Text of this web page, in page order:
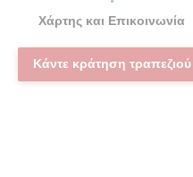
Χάρτης και Επικοινωνία
Κάντε κράτηση τραπεζιού